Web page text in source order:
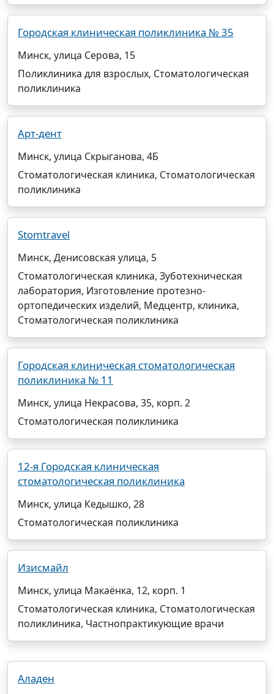
Городская клиническая поликлиника № 35
Минск, улица Серова, 15
Поликлиника для взрослых, Стоматологическая
поликлиника
Арт-дент
Минск, улица Скрыганова, 4Б
Стоматологическая клиника, Стоматологическая
поликлиника
Stomtravel
Минск, Денисовская улица, 5
Стоматологическая клиника, Зуботехническая
лаборатория, Изготовление протезно-
ортопедических изделий, Медцентр, клиника,
Стоматологическая поликлиника
Городская клиническая стоматологическая
поликлиника № 11
Минск, улица Некрасова, 35, корп. 2
Стоматологическая поликлиника
12-я Городская клиническая
стоматологическая поликлиника
Минск, улица Кедышко, 28
Стоматологическая поликлиника
Изисмайл
Минск, улица Макаёнка, 12, корп. 1
Стоматологическая клиника, Стоматологическая
поликлиника, Частнопрактикующие врачи
Аладен